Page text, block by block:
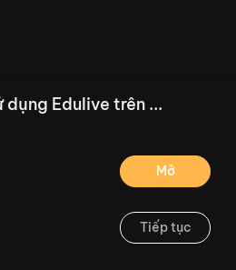
/--
Thoát
dụng Edulive trên ...
Mở
Tiếp tục